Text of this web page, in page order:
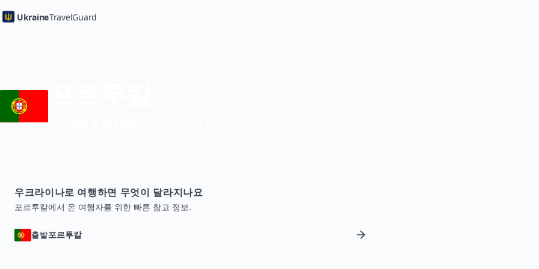
UkraineTravelGuard
우크라이나로 여행하면 무엇이 달라지나요
포르투칼에서 온 여행자를 위한 빠른 참고 정보.
출발포르투칼